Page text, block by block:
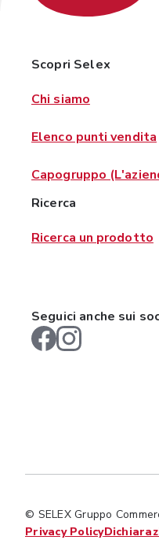
Scopri Selex
Chi siamo
Elenco punti vendita
Capogruppo
Ricerca
Ricerca un prodotto
Seguici anche sui
© SELEX Gruppo
Privacy Policy